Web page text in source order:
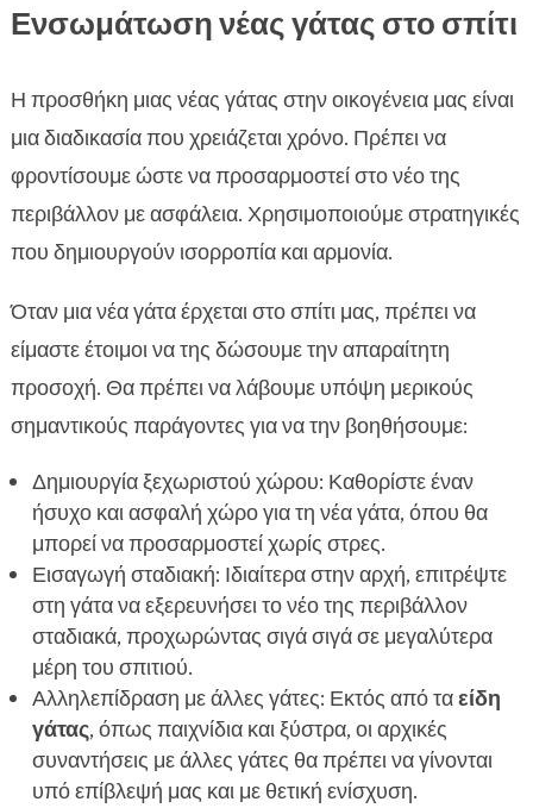
Ενσωμάτωση νέας γάτας στο σπίτι
Η προσθήκη μιας νέας γάτας στην οικογένεια μας είναι
μια διαδικασία που χρειάζεται χρόνο. Πρέπει να
φροντίσουμε ώστε να προσαρμοστεί στο νέο της
περιβάλλον με ασφάλεια. Χρησιμοποιούμε στρατηγικές
που δημιουργούν ισορροπία και αρμονία.
Όταν μια νέα γάτα έρχεται στο σπίτι μας, πρέπει να
είμαστε έτοιμοι να της δώσουμε την απαραίτητη
προσοχή. Θα πρέπει να λάβουμε υπόψη μερικούς
σημαντικούς παράγοντες για να την βοηθήσουμε:
Δημιουργία ξεχωριστού χώρου: Καθορίστε έναν
ήσυχο και ασφαλή χώρο για τη νέα γάτα, όπου θα
μπορεί να προσαρμοστεί χωρίς στρες.
Εισαγωγή σταδιακή: Ιδιαίτερα στην αρχή, επιτρέψτε
στη γάτα να εξερευνήσει το νέο της περιβάλλον
σταδιακά, προχωρώντας σιγά σιγά σε μεγαλύτερα
μέρη του σπιτιού.
Αλληλεπίδραση με άλλες γάτες: Εκτός από ταείδη
γάτας, όπως παιχνίδια και ξύστρα, οι αρχικές
συναντήσεις με άλλες γάτες θα πρέπει να γίνονται
υπό επίβλεψή μας και με θετική ενίσχυση.